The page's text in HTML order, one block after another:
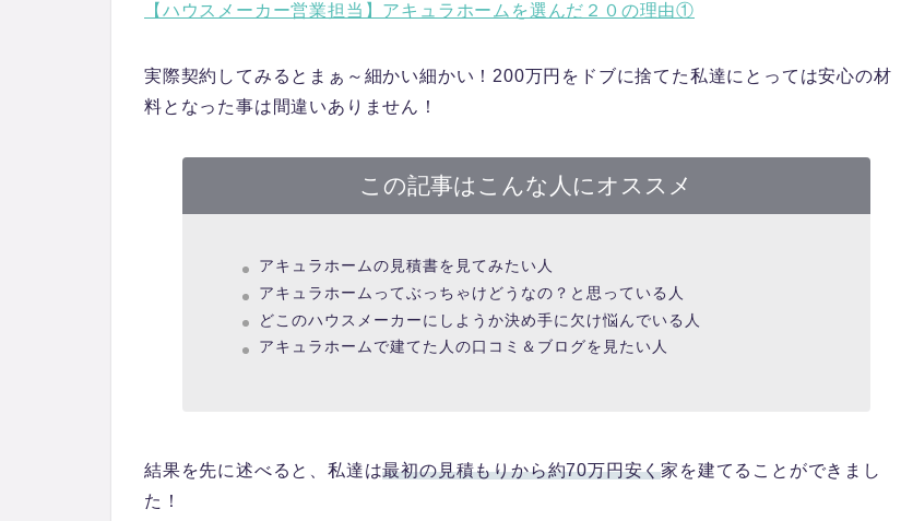
【ハウスメーカー営業担当】アキュラホームを選んだ２０の理由①
実際契約してみるとまぁ～細かい細かい！200万円をドブに捨てた私達にとっては安心の材
料となった事は間違いありません！
この記事はこんな人にオススメ
アキュラホームの見積書を見てみたい人
アキュラホームってぶっちゃけどうなの？と思っている人
どこのハウスメーカーにしようか決め手に欠け悩んでいる人
アキュラホームで建てた人の口コミ＆ブログを見たい人
結果を先に述べると、私達は最初の見積もりから約70万円安く家を建てることができまし
た ！